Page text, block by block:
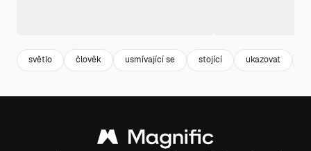
světlo člověk usmívající se stojící ukazovat